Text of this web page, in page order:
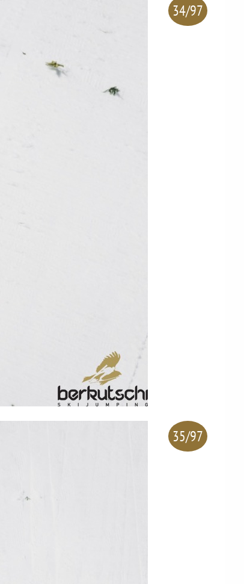
34/97
35/97